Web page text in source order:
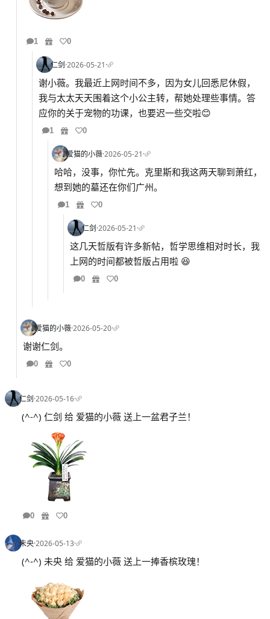
1 0
仁剑·2026-05-21·
谢小薇。我最近上网时间不多，因为女儿回悉尼休假，
我与太太天天围着这个小公主转，帮她处理些事情。答
应你的关于宠物的功课，也要迟一些交啦😊
1 0
爱猫的小薇·2026-05-21·
哈哈，没事，你忙先。克里斯和我这两天聊到萧红，
想到她的墓还在你们广州。
1 0
仁剑·2026-05-21·
这几天哲版有许多新帖，哲学思维相对时长，我
上网的时间都被哲版占用啦 😆
0 0
爱猫的小薇·2026-05-20·
谢谢仁剑。
0 0
仁剑·2026-05-16·
(^-^) 仁剑 给 爱猫的小薇 送上一盆君子兰！
0 0
未央·2026-05-13·
(^-^) 未央 给 爱猫的小薇 送上一捧香槟玫瑰！